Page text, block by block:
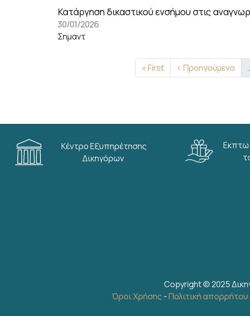
Κατάργηση δικαστικού ενσήμου στις
30/01/2026
Σημαντ
Σελιδοποίηση
First page
« First Προηγούμενη σελίδα
‹ Προηγούμενο
Κέντρο Εξυπηρέτησης
Δικηγόρων
Copyright © 2025
Όροι Χρήσης -Πολιτική